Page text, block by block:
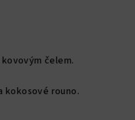
čelem.
kokosové rouno.